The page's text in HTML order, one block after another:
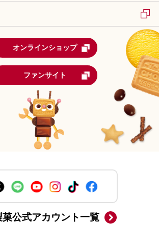
オンラインショップ
ファンサイト
菓公式アカウント一覧